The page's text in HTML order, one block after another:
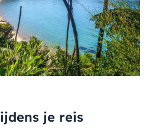
je reis